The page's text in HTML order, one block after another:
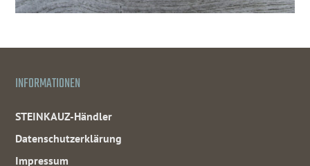
INFORMATIONEN
STEINKAUZ-Händler
Datenschutzerklärung
Impressum